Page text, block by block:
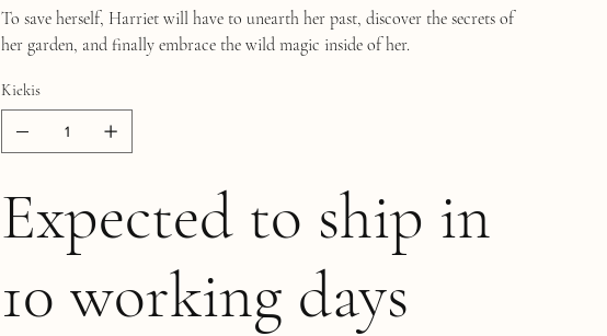
To save herself, Harriet will have to unearth her past, discover the secrets of
her garden, and finally embrace the wild magic inside of her.
Kiekis
Expected to ship in
10 working days